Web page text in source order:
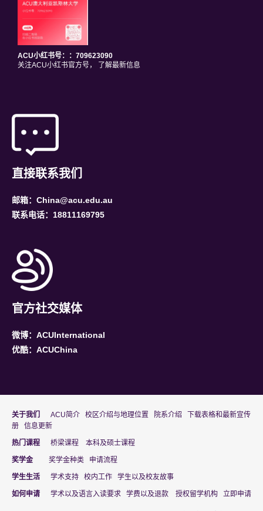
ACU小红书号：：709623090
关注ACU小红书官方号， 了解最新信息
直接联系我们
邮箱：China@acu.edu.au
联系电话：18811169795
官方社交媒体
微博：ACUInternational
优酷：ACUChina
关于我们 ACU简介 校区介绍与地理位置 院系介绍
下载表格和最新宣传
册
信息更新
热门课程 桥梁课程 本科及硕士课程
奖学金 奖学金种类 申请流程
学生生活 学术支持 校内工作 学生以及校友故事
如何申请 学术以及语言入读要求 学费以及退款 授权留学机构(
立即申请(